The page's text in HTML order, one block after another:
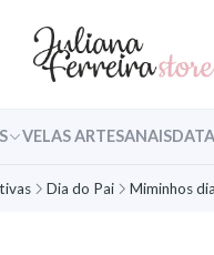
VELAS ARTESANAIS
Dia do Pai Miminhos